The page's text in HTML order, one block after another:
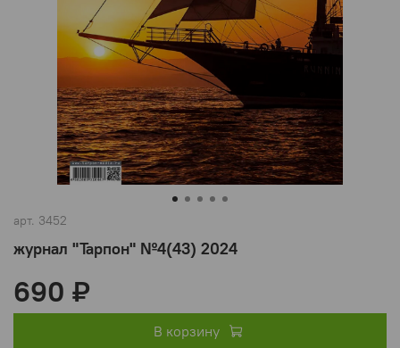
арт. 3452
журнал "Тарпон" №4(43) 2024
690 ₽
В корзину